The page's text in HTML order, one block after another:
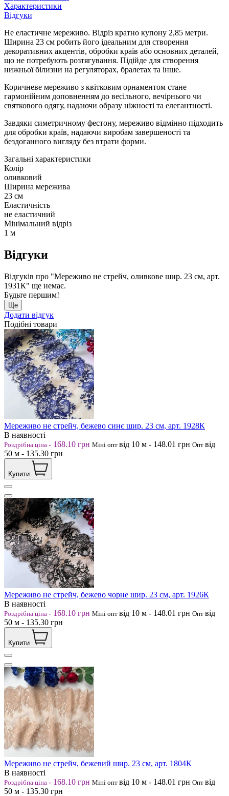
Характеристики
Відгуки
Не еластичне мереживо. Відріз кратно купону 2,85 метри.
Ширина 23 см робить його ідеальним для створення
декоративних акцентів, обробки країв або основних деталей,
що не потребують розтягування. Підійде для створення
нижньої білизни на регуляторах, бралетах та інше.
Коричневе мереживо з квітковим орнаментом стане
гармонійним доповненням до весільного, вечірнього чи
святкового одягу, надаючи образу ніжності та елегантності.
Завдяки симетричному фестону, мереживо відмінно підходить
для обробки країв, надаючи виробам завершеності та
бездоганного вигляду без втрати форми.
Загальні характеристики
Колір
оливковий
Ширина мережива
23 см
Еластичність
не еластичний
Мінімальний відріз
1 м
Відгуки
Відгуків про "Мереживо не стрейч, оливкове шир. 23 см, арт.
1931К" ще немає.
Будьте першим!
Ще
Додати відгук
Подібні товари
Мереживо не стрейч, бежево синє шир. 23 см, арт. 1928К
В наявності
Роздрібна ціна - 168.10 грн Міні опт від 10 м - 148.01 грн Опт від
50 м - 135.30 грн
Купити
Мереживо не стрейч, бежево чорне шир. 23 см, арт. 1926К
В наявності
Роздрібна ціна - 168.10 грн Міні опт від 10 м - 148.01 грн Опт від
50 м - 135.30 грн
Купити
Мереживо не стрейч, бежевий шир. 23 см, арт. 1804К
В наявності
Роздрібна ціна - 168.10 грн Міні опт від 10 м - 148.01 грн Опт від
50 м - 135.30 грн